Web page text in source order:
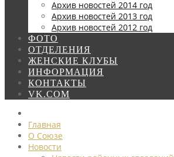
Архив новостей 2014 год
Архив новостей 2013 год
Архив новостей 2012 год
ФОТО
ОТДЕЛЕНИЯ
ЖЕНСКИЕ КЛУБЫ
ИНФОРМАЦИЯ
КОНТАКТЫ
VK.COM
Главная
О Союзе
Новости